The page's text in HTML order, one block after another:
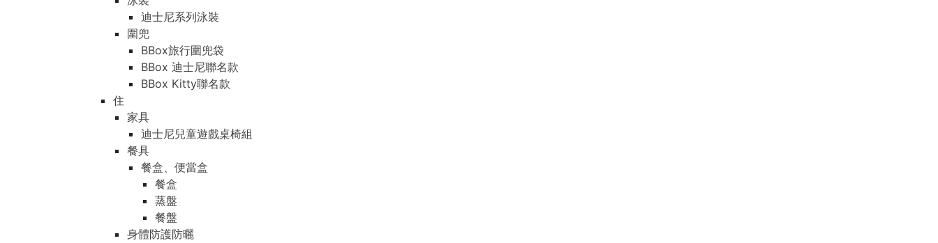
迪士尼系列泳裝
圍兜
BBox旅行圍兜袋
BBox 迪士尼聯名款
BBox Kitty聯名款
住
家具
迪士尼兒童遊戲桌椅組
餐具
餐盒、便當盒
餐盒
蒸盤
餐盤
身體防護防曬